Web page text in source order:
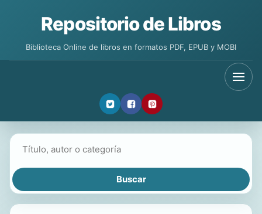
Repositorio de Libros
Biblioteca Online de libros en formatos PDF, EPUB y MOBI